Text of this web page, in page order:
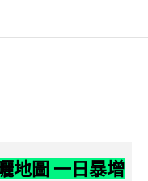
地圖 一日暴增